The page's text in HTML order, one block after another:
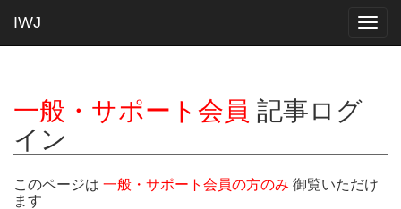
IWJ
一般・サポート会員 記事ログ
イン
このページは 一般・サポート会員の方のみ 御覧いただけ
ます